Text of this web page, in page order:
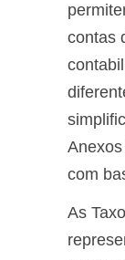
contas
com
As